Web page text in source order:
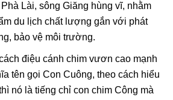
Lài, sông Giăng hùng vĩ, nhằm
du lịch chất lượng gắn với phát
bảo vệ môi trường.
điệu cánh chim vươn cao mạnh
tên gọi Con Cuông, theo cách hiểu
nó là tiếng chỉ con chim Công mà